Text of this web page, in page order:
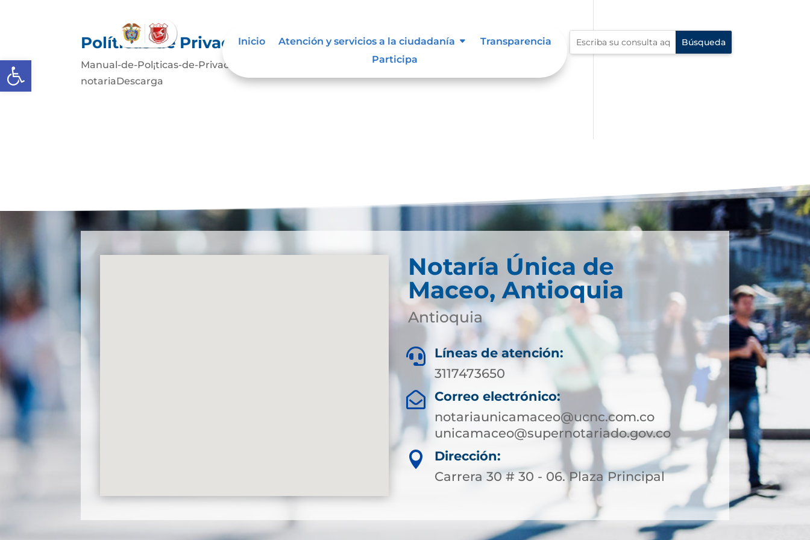
Abrir barra de herramientas
Inicio Atención y servicios a la ciudadanía
Transparencia
Participa
Políticas de Privacidad Web
Manual-de-Pol¡ticas-de-Privacidad-WebDescarga Politicas-de-Seguridad-de-la-informacion-
notariaDescarga
Notaría Única de
Maceo, Antioquia
Antioquia

Líneas de atención:
3117473650

Correo electrónico:
notariaunicamaceo@ucnc.com.co
unicamaceo@supernotariado.gov.co

Dirección:
Carrera 30 # 30 - 06. Plaza Principal